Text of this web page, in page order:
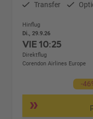
Transfer
Hinflug
Di., 29.9.26
VIE10:25
Direktflug
Corendon Airlines Europe
-